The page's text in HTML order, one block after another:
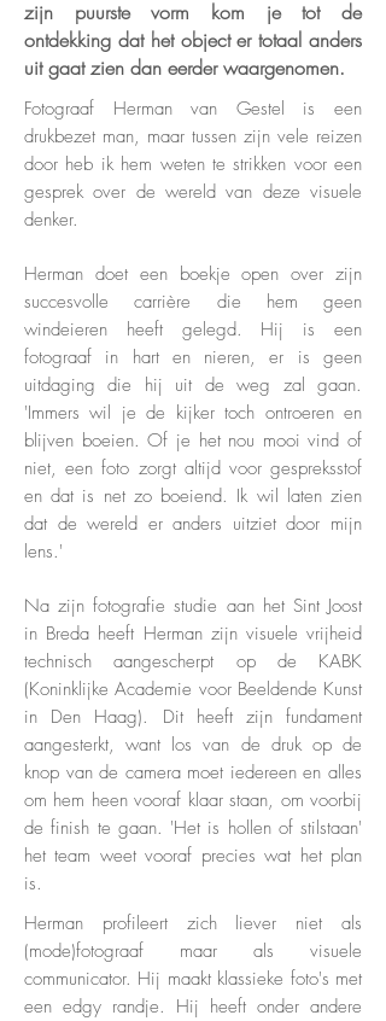
zijn puurste vorm kom je tot de
ontdekking dat het object er totaal anders
uit gaat zien dan eerder waargenomen.
Fotograaf Herman van Gestel is een
drukbezet man, maar tussen zijn vele reizen
door heb ik hem weten te strikken voor een
gesprek over de wereld van deze visuele
denker.
Herman doet een boekje open over zijn
succesvolle carrière die hem geen
windeieren heeft gelegd. Hij is een
fotograaf in hart en nieren, er is geen
uitdaging die hij uit de weg zal gaan.
'Immers wil je de kijker toch ontroeren en
blijven boeien. Of je het nou mooi vind of
niet, een foto zorgt altijd voor gespreksstof
en dat is net zo boeiend. Ik wil laten zien
dat de wereld er anders uitziet door mijn
lens.'
Na zijn fotografie studie aan het Sint Joost
in Breda heeft Herman zijn visuele vrijheid
technisch aangescherpt op de KABK
(Koninklijke Academie voor Beeldende Kunst
in Den Haag). Dit heeft zijn fundament
aangesterkt, want los van de druk op de
knop van de camera moet iedereen en alles
om hem heen vooraf klaar staan, om voorbij
de finish te gaan. 'Het is hollen of stilstaan'
het team weet vooraf precies wat het plan
is.
Herman profileert zich liever niet als
(mode)fotograaf maar als visuele
communicator. Hij maakt klassieke foto's met
een edgy randje. Hij heeft onder andere